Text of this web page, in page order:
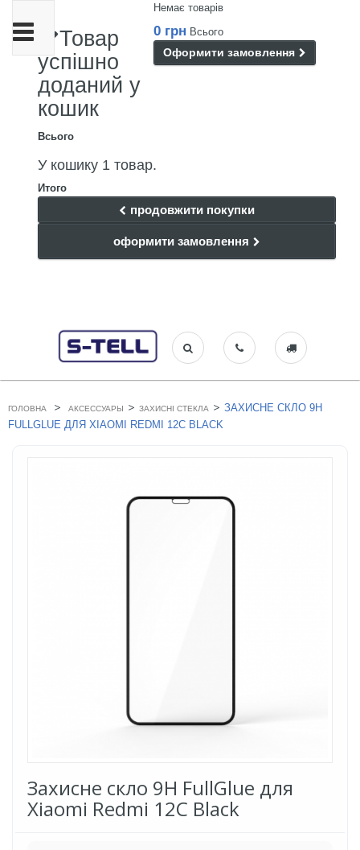
Немає товарів
0 грн Всього
Оформити замовлення
Товар
успішно
доданий у
кошик
Всього
У кошику 1 товар.
Итого
продовжити покупки
оформити замовлення
Toggle
navigation
ГОЛОВНА > АКСЕССУАРЫ > ЗАХИСНІ СТЕКЛА > ЗАХИСНЕ СКЛО 9H
FULLGLUE ДЛЯ XIAOMI REDMI 12C BLACK
Захисне скло 9H FullGlue для
Xiaomi Redmi 12C Black